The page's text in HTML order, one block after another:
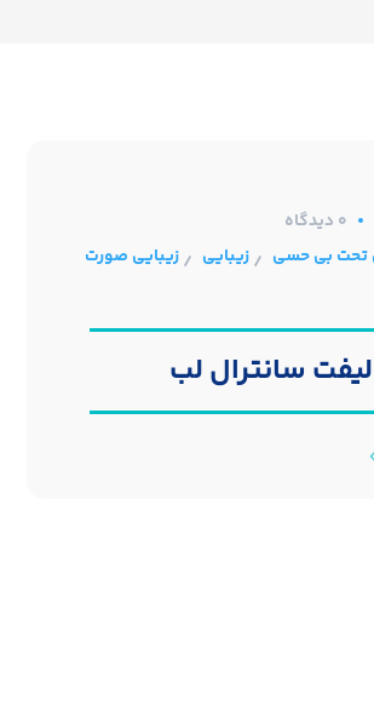
0 دیدگاه
تحت بی حسی /زیبایی /زیبایی صورت
لیفت سانترال لب